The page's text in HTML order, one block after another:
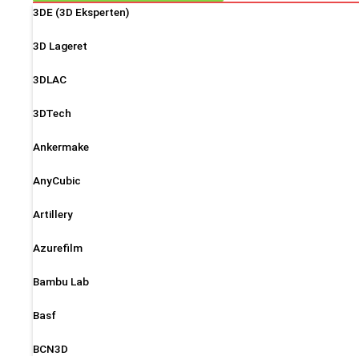
3DE (3D Eksperten)
3D Lageret
3DLAC
3DTech
Ankermake
AnyCubic
Artillery
Azurefilm
Bambu Lab
Basf
BCN3D